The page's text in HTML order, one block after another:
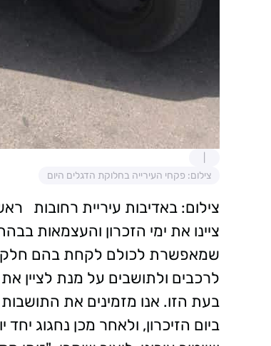
צילום: פקחי העירייה בחלוקת הדגלים היום
צילום: באדיבות עיריית רחובות
ציינו את ימי הזכרון והעצמאות
שמאפשרת לכולם לקחת בהם חלק.
לרכבים ולתושבים על מנת לציין
בעת הזו. אנו מזמינים את
ביום הזיכרון, ולאחר מכן נחגוג